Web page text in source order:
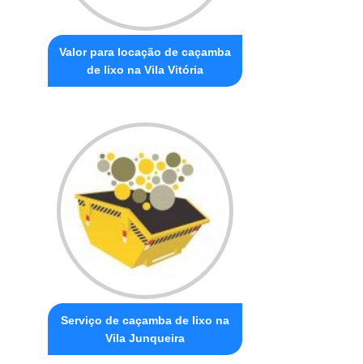
Valor para locação de caçamba
de lixo na Vila Vitória
Serviço de caçamba de lixo na
Vila Junqueira